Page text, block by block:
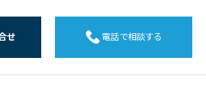
せ 電話で相談する